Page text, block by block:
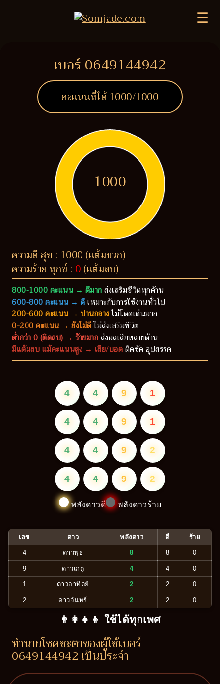
☰
เบอร์ 0649144942
คะแนนที่ได้ 1000/1000
1000
ความดี สุข : 1000 (แต้มบวก)
ความร้าย ทุกข์ : 0 (แต้มลบ)
800-1000 คะแนน → ดีมากส่งเสริมชีวิตทุกด้าน
600-800 คะแนน → ดีเหมาะกับการใช้งานทั่วไป
200-600 คะแนน → ปานกลางไม่โดดเด่นมาก
0-200 คะแนน → ยังไม่ดีไม่ส่งเสริมชีวิต
ต่ำกว่า 0 (ติดลบ) → ร้ายมากส่งผลเสียหลายด้าน
มีแต้มลบ แม้คะแนนสูง → เสีย/บอดติดขัด อุปสรรค
4 4 9 1
4 4 9 1
4 4 9 2
4 4 9 2
พลังดาวดี พลังดาวร้าย
เลข ดาว พลังดาว ดี ร้าย
4 ดาวพุธ 8 8 0
9 ดาวเกตุ 4 4 0
1 ดาวอาทิตย์ 2 2 0
2 ดาวจันทร์ 2 2 0
👨‍👩‍👧‍👦 ใช้ได้ทุกเพศ
ทำนายโชคชะตาของผู้ใช้เบอร์
0649144942 เป็นประจำ